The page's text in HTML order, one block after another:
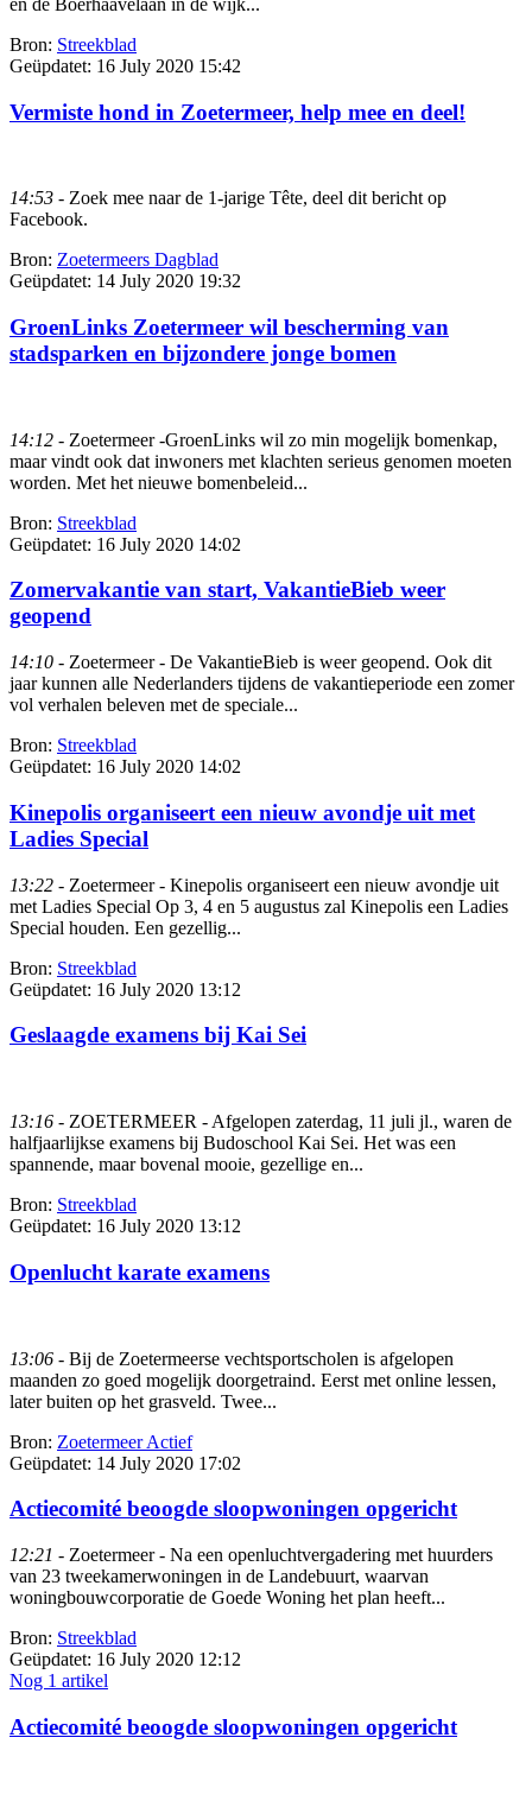
Bron: Streekblad
Geüpdatet: 16 July 2020 15:42
Vermiste hond in Zoetermeer, help mee en deel!
14:53 - Zoek mee naar de 1-jarige Tête, deel dit bericht op
Facebook.
Bron: Zoetermeers Dagblad
Geüpdatet: 14 July 2020 19:32
GroenLinks Zoetermeer wil bescherming van
stadsparken en bijzondere jonge bomen
14:12 - Zoetermeer -GroenLinks wil zo min mogelijk bomenkap,
maar vindt ook dat inwoners met klachten serieus genomen moeten
worden. Met het nieuwe bomenbeleid...
Bron: Streekblad
Geüpdatet: 16 July 2020 14:02
Zomervakantie van start, VakantieBieb weer
geopend
14:10 - Zoetermeer - De VakantieBieb is weer geopend. Ook dit
jaar kunnen alle Nederlanders tijdens de vakantieperiode een zomer
vol verhalen beleven met de speciale...
Bron: Streekblad
Geüpdatet: 16 July 2020 14:02
Kinepolis organiseert een nieuw avondje uit met
Ladies Special
13:22 - Zoetermeer - Kinepolis organiseert een nieuw avondje uit
met Ladies Special Op 3, 4 en 5 augustus zal Kinepolis een Ladies
Special houden. Een gezellig...
Bron: Streekblad
Geüpdatet: 16 July 2020 13:12
Geslaagde examens bij Kai Sei
13:16 - ZOETERMEER - Afgelopen zaterdag, 11 juli jl., waren de
halfjaarlijkse examens bij Budoschool Kai Sei. Het was een
spannende, maar bovenal mooie, gezellige en...
Bron: Streekblad
Geüpdatet: 16 July 2020 13:12
Openlucht karate examens
13:06 - Bij de Zoetermeerse vechtsportscholen is afgelopen
maanden zo goed mogelijk doorgetraind. Eerst met online lessen,
later buiten op het grasveld. Twee...
Bron: Zoetermeer Actief
Geüpdatet: 14 July 2020 17:02
Actiecomité beoogde sloopwoningen opgericht
12:21 - Zoetermeer - Na een openluchtvergadering met huurders
van 23 tweekamerwoningen in de Landebuurt, waarvan
woningbouwcorporatie de Goede Woning het plan heeft...
Bron: Streekblad
Geüpdatet: 16 July 2020 12:12
Nog 1 artikel
Actiecomité beoogde sloopwoningen opgericht